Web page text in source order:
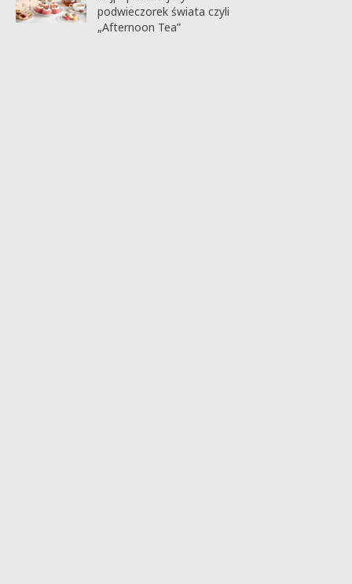
podwieczorek świata czyli
„Afternoon Tea”